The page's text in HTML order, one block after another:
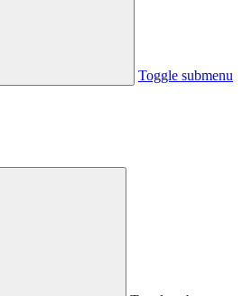
Toggle submenu